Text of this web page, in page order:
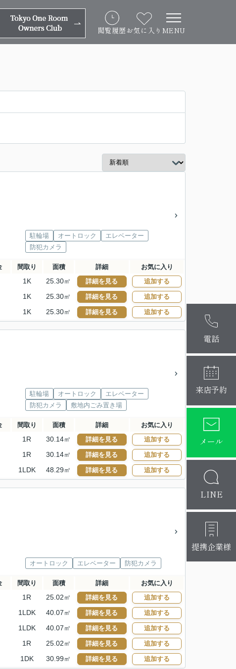
閲覧履歴お気に入り MENU
電話
麻布十番本
大阪梅田店
来店予約
メール
LINE
提携企業様
駐輪場 オートロック
エレベーター
防犯カメラ
間取り 面積 詳細 お気に入り
1K 25.30㎡ 詳細を見る 追加する
1K 25.30㎡ 詳細を見る 追加する
1K 25.30㎡ 詳細を見る 追加する
駐輪場 オートロック
エレベーター
防犯カメラ
敷地内ごみ置き場
間取り 面積 詳細 お気に入り
1R 30.14㎡ 詳細を見る 追加する
1R 30.14㎡ 詳細を見る 追加する
1LDK 48.29㎡ 詳細を見る 追加する
オートロック エレベーター 防犯カメラ
間取り 面積 詳細 お気に入り
1R 25.02㎡ 詳細を見る 追加する
1LDK 40.07㎡ 詳細を見る 追加する
1LDK 40.07㎡ 詳細を見る 追加する
1R 25.02㎡ 詳細を見る 追加する
1DK 30.99㎡ 詳細を見る 追加する